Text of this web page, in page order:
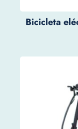
Bicicleta